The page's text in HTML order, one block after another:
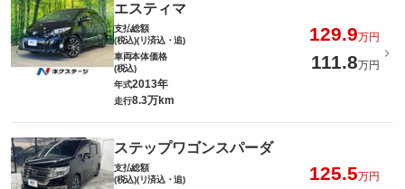
エスティマ
支払総額
(税込)(リ済込・追)
129.9万円
車両本体価格
(税込)
111.8万円
年式2013年
走行8.3万km
ステップワゴンスパーダ
支払総額
(税込)(リ済込・追)
125.5万円